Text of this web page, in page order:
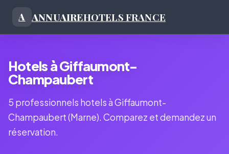
A ANNUAIREHOTELS FRANCE
Hotels à Giffaumont-
Champaubert
5 professionnels hotels à Giffaumont-
Champaubert (Marne). Comparez et demandez un
réservation.